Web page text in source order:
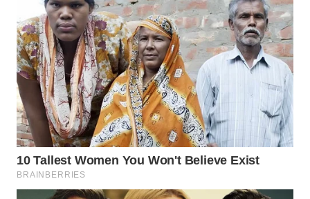
WN
DEPOK
WN
TAPANULI
UTARA
WN
SAMOSIR
WN